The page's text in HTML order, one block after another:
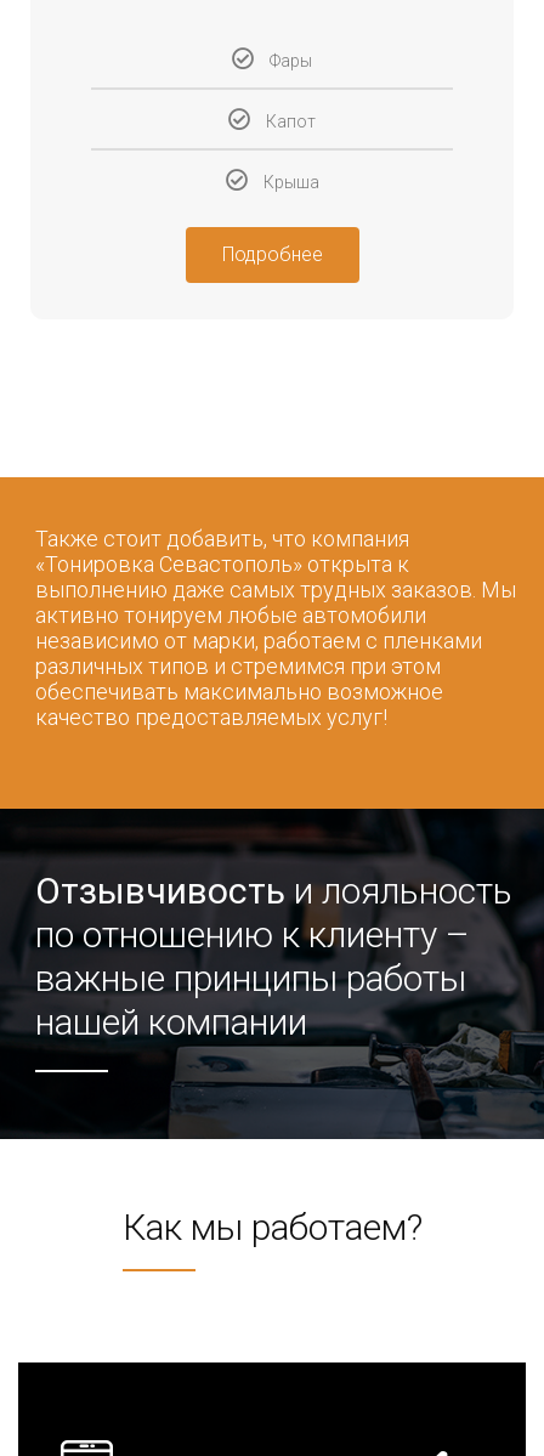
Фары
Капот
Крыша
Подробнее
Также стоит добавить, что компания
«Тонировка Севастополь» открыта к
выполнению даже самых трудных заказов. Мы
активно тонируем любые автомобили
независимо от марки, работаем с пленками
различных типов и стремимся при этом
обеспечивать максимально возможное
качество предоставляемых услуг!
Отзывчивость и лояльность
по отношению к клиенту –
важные принципы работы
нашей компании
Как мы работаем?